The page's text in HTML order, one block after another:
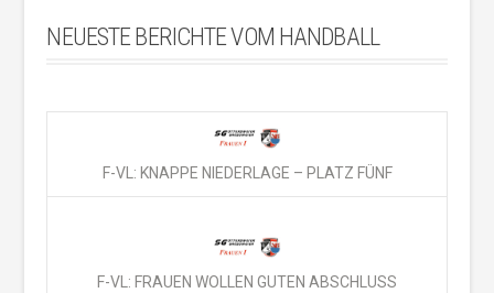
NEUESTE BERICHTE VOM HANDBALL
F-VL: KNAPPE NIEDERLAGE – PLATZ FÜNF
F-VL: FRAUEN WOLLEN GUTEN ABSCHLUSS